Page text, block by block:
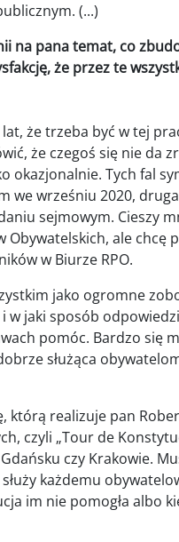
(...)
na pana temat, co
że przez te
że trzeba być w tej
że czegoś się nie da
okazjonalnie. Tych fal
we wrześniu 2020,
sejmowym. Cieszy
Obywatelskich, ale chcę
w Biurze RPO.
jako ogromne
w jaki sposób
pomóc. Bardzo się
służąca
którą realizuje pan
czyli „Tour de
czy Krakowie.
każdemu
im nie pomogła albo